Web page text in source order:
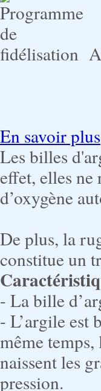
En savoir plus
Les billes
effet, elles ne
d’oxygène
De plus, la
constitue un
- La bille
- L’argile est
même
naissent les
pression.